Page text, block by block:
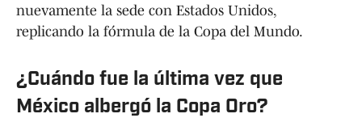
nuevamente la sede con Estados Unidos,
replicando la fórmula de la Copa del Mundo.
¿Cuándo fue la última vez que
México albergó la Copa Oro?